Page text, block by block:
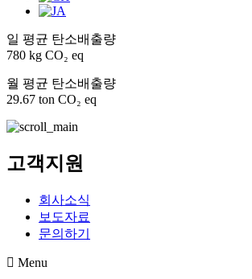
일 평균 탄소배출량
780 kg CO₂ eq
월 평균 탄소배출량
29.67 ton CO₂ eq
고객지원
회사소식
보도자료
문의하기
Menu